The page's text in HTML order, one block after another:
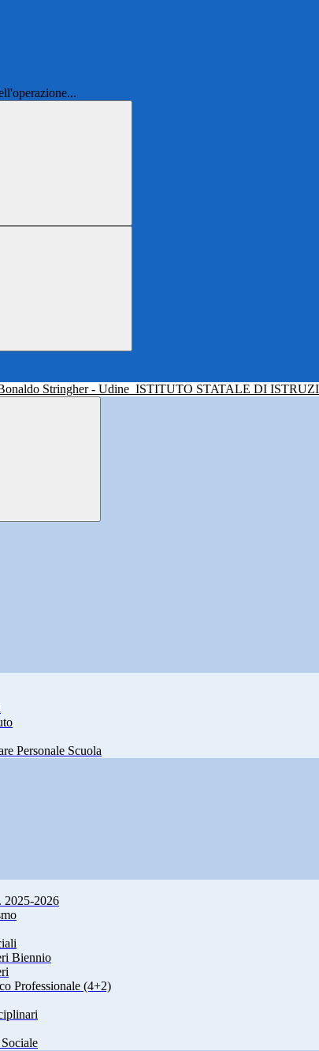
Stringher - Udine ISTITUTO STATALE DI
Personale Scuola
2025-2026
Biennio
Professionale (4+2)